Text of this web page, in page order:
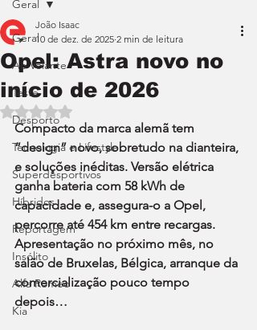
Geral
Ao Volante
Teste
Desporto
Tecnologia e Lifestyle
Superdesportivos
Híbridos
Reportagem
Insólito
Alfa Romeo
Kia
Geral
Opel: Astra novo no
início de 2026
João Isaac
10 de dez. de 2025 2 min de leitura
Avaliado com NaN de 5 estrelas.
Compacto da marca alemã tem
“design” novo, sobretudo na dianteira,
e soluções inéditas. Versão elétrica
ganha bateria com 58 kWh de
capacidade e, assegura-o a Opel,
percorre até 454 km entre recargas.
Apresentação no próximo mês, no
salão de Bruxelas, Bélgica, arranque da
comercialização pouco tempo
depois…